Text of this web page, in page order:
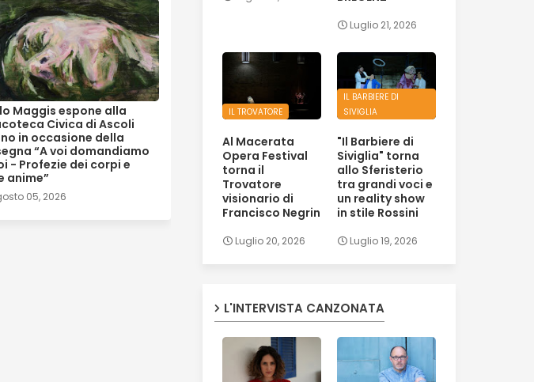
Maggis espone alla
Civica di Ascoli
in occasione della
“A voi domandiamo
- Profezie dei corpi e
anime”
05, 2026
Luglio 21, 2026
IL TROVATORE
Al Macerata
Opera Festival
torna il
Trovatore
visionario di
Francisco Negrin
Luglio 20, 2026
IL BARBIERE DI
SIVIGLIA
"Il Barbiere di
Siviglia" torna
allo Sferisterio
tra grandi voci e
un reality show
in stile Rossini
Luglio 19, 2026
L'INTERVISTA CANZONATA